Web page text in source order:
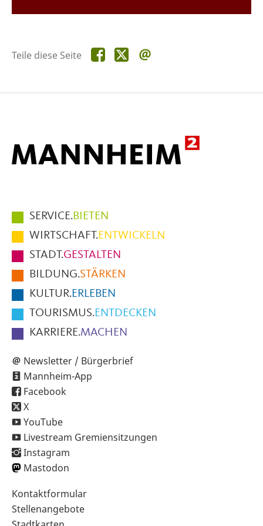
Teile diese Seite Teile
diese
Teile
diese
Hauptmenüpunkte
im
Fußbereich
der
Seite
SERVICE.BIETEN
WIRTSCHAFT.ENTWICKELN
STADT.GESTALTEN
BILDUNG.STÄRKEN
KULTUR.ERLEBEN
TOURISMUS.ENTDECKEN
KARRIERE.MACHEN
Newsletter / Bürgerbrief
Mannheim-App
Facebook
X
YouTube
Livestream Gremiensitzungen
Instagram
Mastodon
Sekundärnavigation
im
Kontaktformular
Stellenangebote